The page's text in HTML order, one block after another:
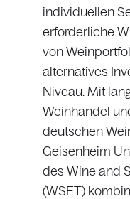
individuellen
erforderliche
von
alternatives
Niveau. Mit
Weinhandel
deutschen
Geisenheim
des Wine and
(WSET)